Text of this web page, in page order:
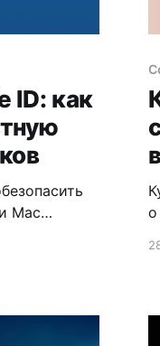
ID: как
Mac
о